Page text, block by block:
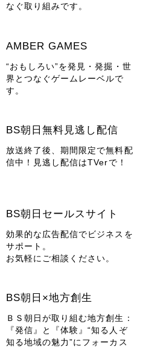
なぐ取り組みです。
AMBER GAMES
“おもしろい”を発見・発掘・世
界とつなぐゲームレーベルで
す。
BS朝日無料見逃し配信
放送終了後、期間限定で無料配
信中！見逃し配信はTVerで！
BS朝日セールスサイト
効果的な広告配信でビジネスを
サポート。
お気軽にご相談ください。
BS朝日×地方創生
ＢＳ朝日が取り組む地方創生：
『発信』と『体験』“知る人ぞ
知る地域の魅力”にフォーカス